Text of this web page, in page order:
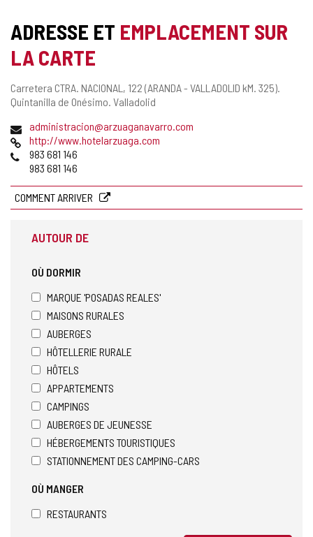
ADRESSE ET EMPLACEMENT SUR
LA CARTE
Adresse
postale
Carretera CTRA. NACIONAL, 122 (ARANDA - VALLADOLID kM. 325).
Quintanilla de Onésimo. Valladolid
Adresse
de
courrier
électronique
administracion@arzuaganavarro.com
Page
Web
http://www.hotelarzuaga.com
Téléphones
983 681 146
983 681 146
COMMENT ARRIVER
AUTOUR DE
OÙ DORMIR
MARQUE 'POSADAS REALES'
MAISONS RURALES
AUBERGES
HÔTELLERIE RURALE
HÔTELS
APPARTEMENTS
CAMPINGS
AUBERGES DE JEUNESSE
HÉBERGEMENTS TOURISTIQUES
STATIONNEMENT DES CAMPING-CARS
OÙ MANGER
RESTAURANTS